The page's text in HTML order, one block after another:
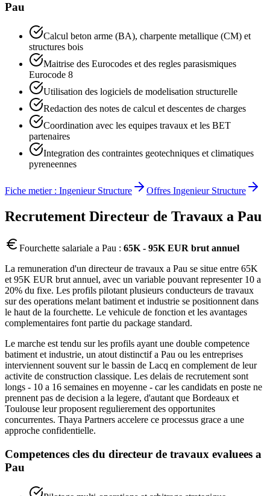
Pau
Calcul beton arme (BA), charpente metallique (CM) et
structures bois
Maitrise des Eurocodes et des regles parasismiques
Eurocode 8
Utilisation des logiciels de modelisation structurelle
Redaction des notes de calcul et descentes de charges
Coordination avec les equipes travaux et les BET
partenaires
Integration des contraintes geotechniques et climatiques
pyreneennes
Fiche metier : Ingenieur Structure Offres Ingenieur Structure
Recrutement Directeur de Travaux a Pau
Fourchette salariale a Pau : 65K - 95K EUR brut annuel
La remuneration d'un directeur de travaux a Pau se situe entre 65K
et 95K EUR brut annuel, avec un variable pouvant representer 10 a
20% du fixe. Les profils pilotant plusieurs conducteurs de travaux
sur des operations melant batiment et industrie se positionnent dans
le haut de la fourchette. Le vehicule de fonction et les avantages
complementaires font partie du package standard.
Le marche est tendu sur les profils ayant une double competence
batiment et industrie, un atout distinctif a Pau ou les entreprises
interviennent souvent sur le bassin de Lacq en complement de leur
activite de construction classique. Les delais de recrutement sont
longs - 10 a 16 semaines en moyenne - car les candidats en poste ne
prennent pas de decision a la legere, d'autant que Bordeaux et
Toulouse leur proposent regulierement des opportunites
concurrentes. Thaya Partners accelere ce processus grace a une
approche confidentielle.
Competences cles du directeur de travaux evaluees a
Pau